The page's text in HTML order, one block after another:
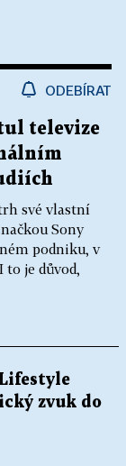
ODEBÍRAT
televize
své vlastní
Sony
podniku, v
je důvod,
zvuk do